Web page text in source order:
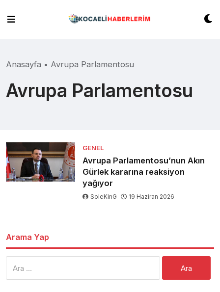
content
Anasayfa • Avrupa Parlamentosu
Avrupa Parlamentosu
GENEL
Avrupa Parlamentosu’nun Akın
Gürlek kararına reaksiyon
yağıyor
SoleKinG 19 Haziran 2026
Arama Yap